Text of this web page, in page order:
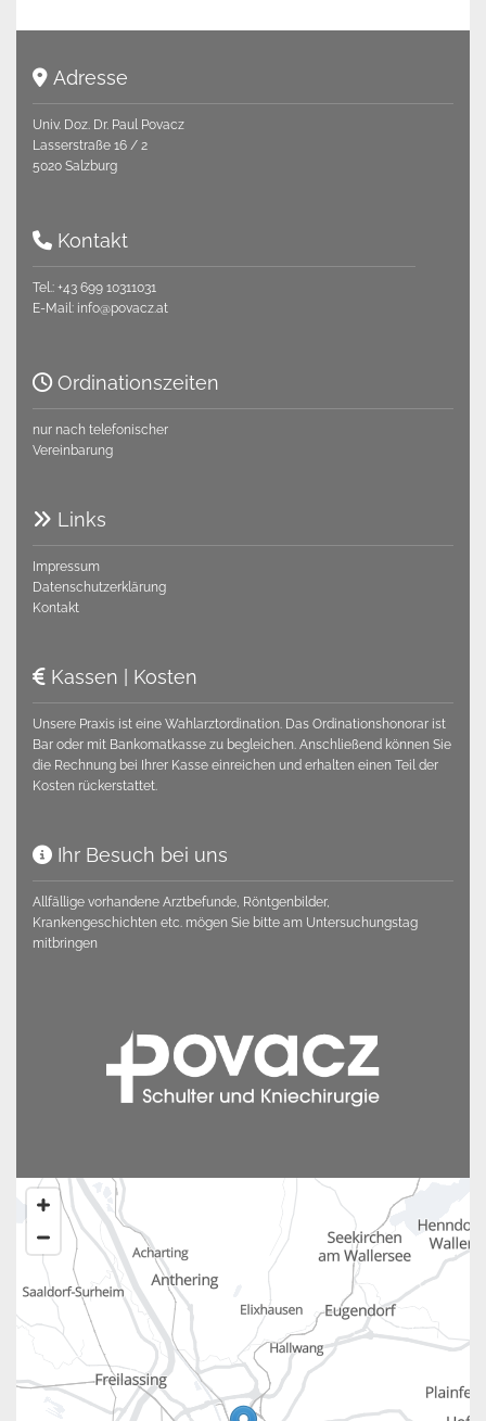
 Adresse
Univ. Doz. Dr. Paul Povacz
Lasserstraße 16 / 2
5020 Salzburg
 Kontakt
Tel.: +43 699 10311031
E-Mail: info@povacz.at
 Ordinationszeiten
nur nach telefonischer
Vereinbarung
 Links
Impressum
Datenschutzerklärung
Kontakt
 Kassen | Kosten
Unsere Praxis ist eine Wahlarztordination. Das Ordinationshonorar ist
Bar oder mit Bankomatkasse zu begleichen. Anschließend können Sie
die Rechnung bei Ihrer Kasse einreichen und erhalten einen Teil der
Kosten rückerstattet.
 Ihr Besuch bei uns
Allfällige vorhandene Arztbefunde, Röntgenbilder,
Krankengeschichten etc. mögen Sie bitte am Untersuchungstag
mitbringen